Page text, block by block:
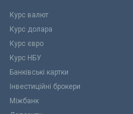
Курс валют
Курс долара
Курс євро
Курс НБУ
Банківські картки
Інвестиційні брокери
Міжбанк